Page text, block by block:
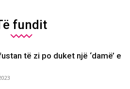
fundit
të zi po duket një ‘damë’ e